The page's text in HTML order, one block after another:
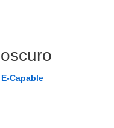
Capable